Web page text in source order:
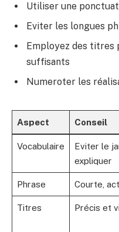
Utiliser une
Eviter les longues
Employez des titres
suffisants
Numeroter les
Aspect Conseil
Vocabulaire
Eviter le
expliquer
Phrase Courte,
Titres Précis et